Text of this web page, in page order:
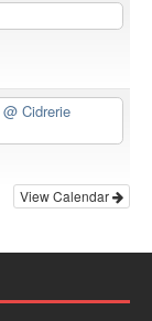
@ Cidrerie
View Calendar